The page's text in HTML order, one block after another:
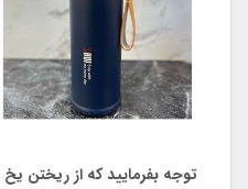
توجه بفرمایید که از ریختن